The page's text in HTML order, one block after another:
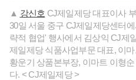
▲ 강신호 CJ제일제당 대표이사
30일 서울 중구 CJ제일제당센터
략적 협업' 행사에서 김상익 CJ제
제일제당 식품사업부문 대표, 이
황운기 상품본부장, 이마트 이형
다. < CJ제일제당 >